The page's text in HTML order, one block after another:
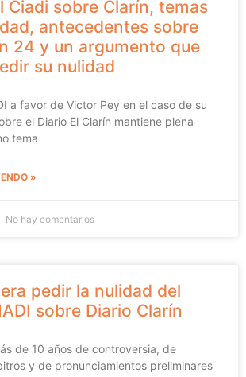
Ciadi sobre Clarín, temas
antecedentes sobre
24 y un argumento que
su nulidad
a favor de Victor Pey en el caso de su
el Diario El Clarín mantiene plena
tema
»
No hay comentarios
pedir la nulidad del
sobre Diario Clarín
de 10 años de controversia, de
y de pronunciamientos preliminares